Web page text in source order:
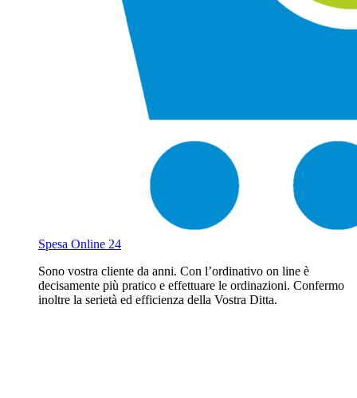
Spesa Online 24
Sono vostra cliente da anni. Con l’ordinativo on line è
decisamente più pratico e effettuare le ordinazioni. Confermo
inoltre la serietà ed efficienza della Vostra Ditta.